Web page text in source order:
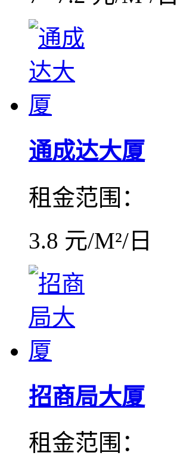
通成达大厦
租金范围：
3.8 元/M²/日
招商局大厦
租金范围：